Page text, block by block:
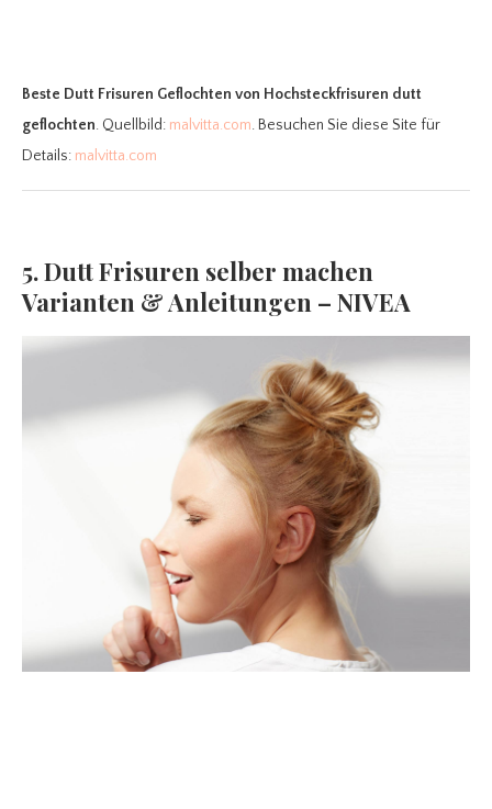
Beste Dutt Frisuren Geflochten von Hochsteckfrisuren dutt
geflochten. Quellbild: malvitta.com. Besuchen Sie diese Site für
Details: malvitta.com
5. Dutt Frisuren selber machen
Varianten & Anleitungen – NIVEA